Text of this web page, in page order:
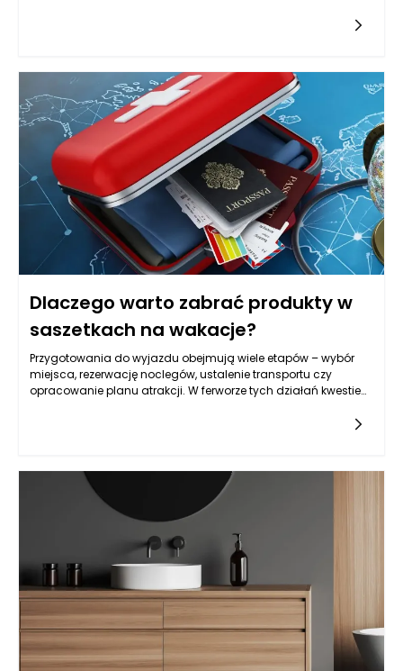
warto sprawdzić, gdzie faktycznie możesz stanąć, jak szeroko
otwiera się kabina, czy przy umywalce jest miejsce na
wygodne schylenie się i czy przejście nie będzie blokowane
przez wystające fronty. W tej skali nawet kilka centymetrów
różnicy w głębokości potrafi zmienić komfort użytkowania.
Meble łazienkowe powinny też rozwiązywać typowy problem
małej przestrzeni, czyli „nadmiar drobiazgów na wierzchu”. Im
lepiej zaprojektowane przechowywanie, tym mniej rzeczy stoi
na blacie, a łazienka wygląda na większą, czystszą i
spokojniejszą w odbiorze. W zamkniętych przestrzeniach
najlepiej sprawdzają się rozwiązania lekkie wizualnie, z
prostymi liniami, ale też praktyczne: łatwe do mycia, odporne
na wilgoć i takie, które pozwalają zachować porządek bez
Dlaczego warto zabrać produkty w
saszetkach na wakacje?
Przygotowania do wyjazdu obejmują wiele etapów – wybór
miejsca, rezerwację noclegów, ustalenie transportu czy
opracowanie planu atrakcji. W ferworze tych działań kwestie
właśnie one mogą zadecydować o przebiegu wypoczynku.
momencie potrafią skutecznie zakłócić nawet najlepiej
zorganizowane wakacje. Produkty w saszetkach pozwalają
zmniejszyć ryzyko takich sytuacji, oferując wygodny i logiczny
sposób zarządzania akcesoriami zdrowotnymi oraz
produktami pielęgnacyjnymi. Dzięki nim można zadbać nie
tylko o bezpieczeństwo własne i bliskich, ale także o komfort
psychiczny, który jest podstawą udanego wypoczynku. To
rozwiązanie wpisuje się w nowoczesne podejście do
podróżowania – świadome, minimalistyczne i oparte na
funkcjonalności.